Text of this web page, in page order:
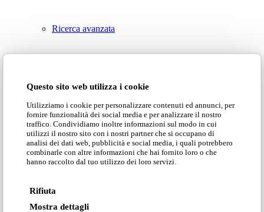
Questo sito web utilizza i cookie
Utilizziamo i cookie per personalizzare contenuti ed annunci, per
fornire funzionalità dei social media e per analizzare il nostro
traffico. Condividiamo inoltre informazioni sul modo in cui
utilizzi il nostro sito con i nostri partner che si occupano di
analisi dei dati web, pubblicità e social media, i quali potrebbero
combinarle con altre informazioni che hai fornito loro o che
hanno raccolto dal tuo utilizzo dei loro servizi.
Rifiuta
Mostra dettagli
Ricerca avanzata
Groove
Tracks
Domingo Salotti S.r.l. Str. della Romagna, 285 –
61121 Pesaro (PU) Italia
© Domingo | P. IVA 00165000415
Privacy Policy